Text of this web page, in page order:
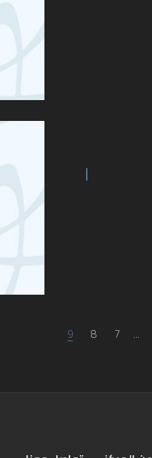
...
7
8
9